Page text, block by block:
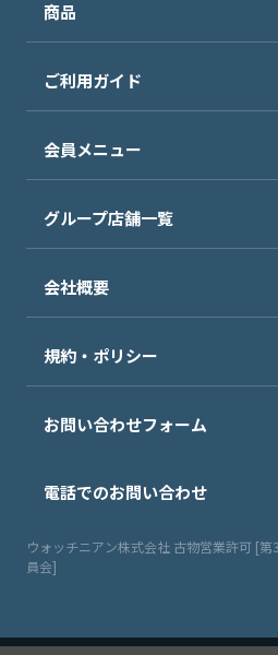
商品
ご利用ガイド
会員メニュー
グループ店舗一覧
会社概要
規約・ポリシー
お問い合わせフォーム
電話でのお問い合わせ
ウォッチニアン株式会社 古物営業許可 [
員会]